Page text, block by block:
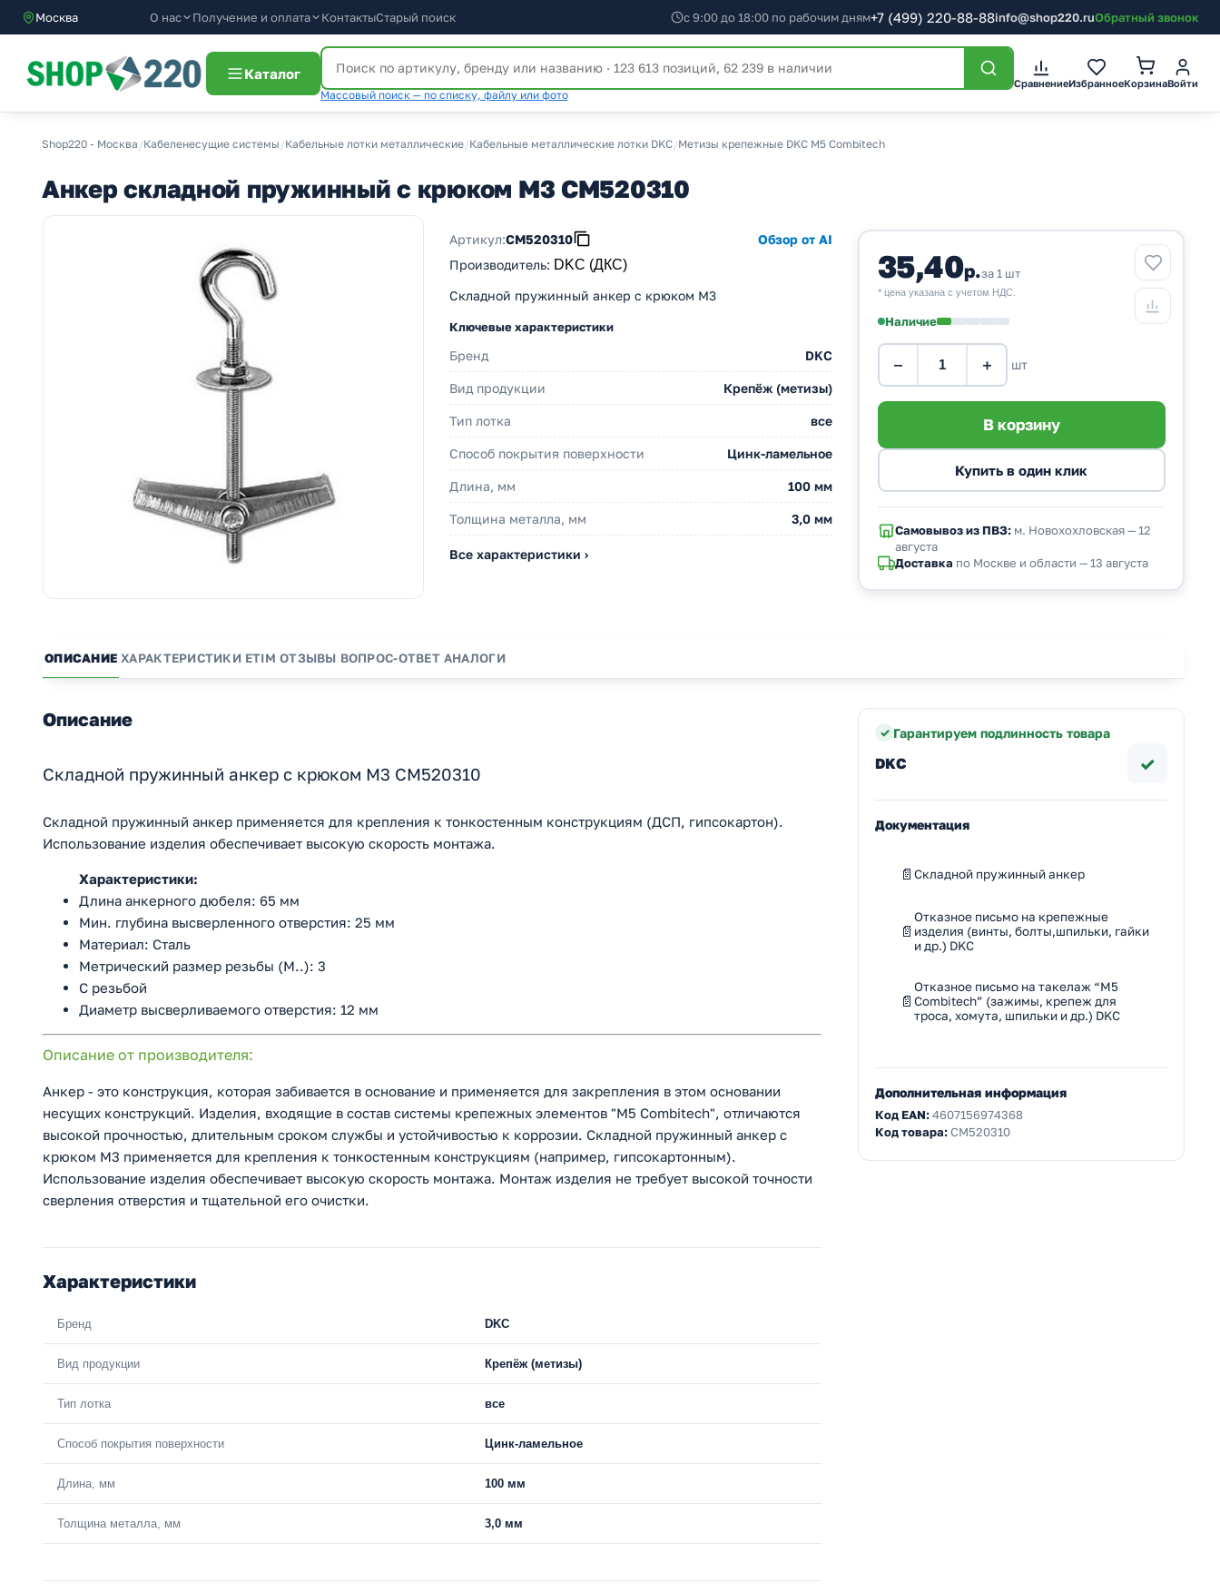
Москва О нас Получение и оплата КонтактыСтарый поиск с 9:00 до 18:00 по рабочим дням+7 (499) 220-88-88info@shop220.ruОбратный звонок
Каталог
Массовый поиск — по списку, файлу или фото
СравнениеИзбранноеКорзинаВойти
Shop220 - Москва /Кабеленесущие системы /Кабельные лотки металлические/Кабельные металлические лотки DKC/Метизы крепежные DKC M5 Combitech
Анкер складной пружинный с крюком М3 CM520310
Артикул:CM520310
Обзор от AI
Производитель: DKC (ДКС)
Складной пружинный анкер с крюком М3
Ключевые характеристики
Бренд DKC
Вид продукции Крепёж (метизы)
Тип лотка все
Способ покрытия поверхности Цинк-ламельное
Длина, мм 100 мм
Толщина металла, мм 3,0 мм
Все характеристики ›
35,40р.за 1 шт
* цена указана с учетом НДС.
Наличие
− + шт
Самовывоз из ПВЗ:м. Новохохловская — 12
августа
Доставка по Москве и области — 13 августа
ОПИСАНИЕ ХАРАКТЕРИСТИКИ ETIM ОТЗЫВЫ ВОПРОС-ОТВЕТ АНАЛОГИ
Описание
Складной пружинный анкер с крюком М3 CM520310
Складной пружинный анкер применяется для крепления к тонкостенным конструкциям (ДСП, гипсокартон).
Использование изделия обеспечивает высокую скорость монтажа.
Характеристики:
Длина анкерного дюбеля: 65 мм
Мин. глубина высверленного отверстия: 25 мм
Материал: Сталь
Метрический размер резьбы (М..): 3
С резьбой
Диаметр высверливаемого отверстия: 12 мм
Описание от производителя:
Анкер - это конструкция, которая забивается в основание и применяется для закрепления в этом основании
несущих конструкций. Изделия, входящие в состав системы крепежных элементов "M5 Combitech", отличаются
высокой прочностью, длительным сроком службы и устойчивостью к коррозии. Складной пружинный анкер с
крюком М3 применяется для крепления к тонкостенным конструкциям (например, гипсокартонным).
Использование изделия обеспечивает высокую скорость монтажа. Монтаж изделия не требует высокой точности
сверления отверстия и тщательной его очистки.
Характеристики
Бренд DKC
Вид продукции Крепёж (метизы)
Тип лотка все
Способ покрытия поверхности Цинк-ламельное
Длина, мм 100 мм
Толщина металла, мм 3,0 мм
Гарантируем подлинность товара
DKC ✓
Документация
Складной пружинный анкер
Отказное письмо на крепежные
изделия (винты, болты,шпильки, гайки
и др.) DKC
Отказное письмо на такелаж “M5
Combitech” (зажимы, крепеж для
троса, хомута, шпильки и др.) DKC
Дополнительная информация
Код EAN:4607156974368
Код товара:CM520310